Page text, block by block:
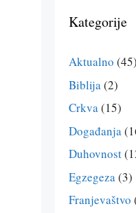
Kategorije
Aktualno (45)
Biblija(2)
Crkva(15)
Događanja
Duhovnost
Egzegeza(3)
Franjevaštvo